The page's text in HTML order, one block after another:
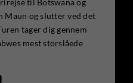
Maun og slutter ved det
tager dig gennem
mest storslåede